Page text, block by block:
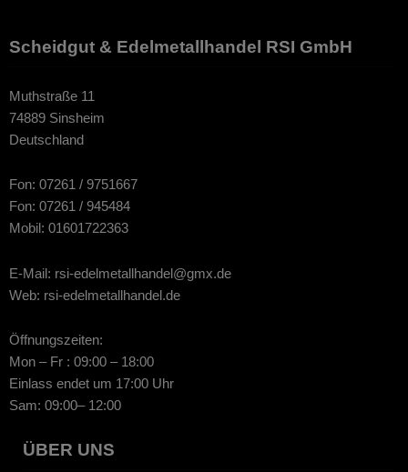
Scheidgut & Edelmetallhandel RSI GmbH
Muthstraße 11
74889 Sinsheim
Deutschland
Fon: 07261 / 9751667
Fon: 07261 / 945484
Mobil: 01601722363
E-Mail: rsi-edelmetallhandel@gmx.de
Web: rsi-edelmetallhandel.de
Öffnungszeiten:
Mon – Fr : 09:00 – 18:00
Einlass endet um 17:00 Uhr
Sam: 09:00– 12:00
ÜBER UNS